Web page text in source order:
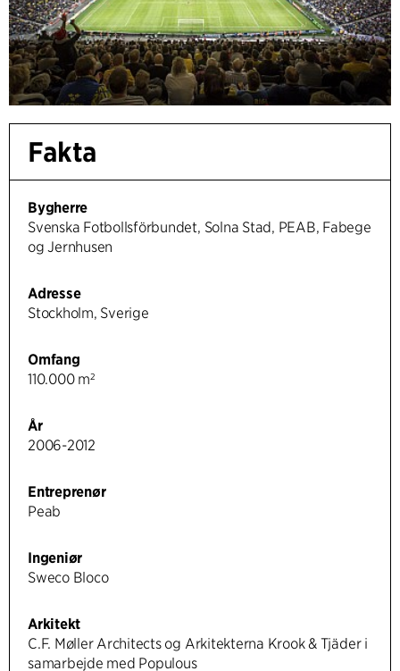
Fakta
Bygherre
Svenska Fotbollsförbundet, Solna Stad, PEAB, Fabege
og Jernhusen
Adresse
Stockholm, Sverige
Omfang
110.000 m²
År
2006-2012
Entreprenør
Peab
Ingeniør
Sweco Bloco
Arkitekt
C.F. Møller Architects og Arkitekterna Krook & Tjäder i
samarbejde med Populous